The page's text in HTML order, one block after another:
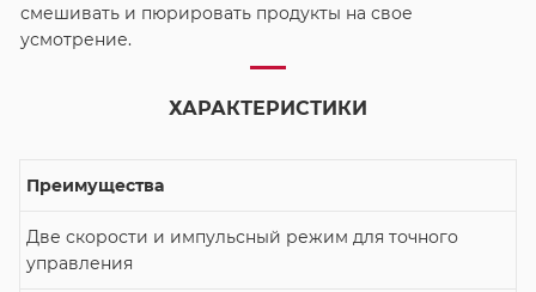
смешивать и пюрировать продукты на свое
усмотрение.
ХАРАКТЕРИСТИКИ
Преимущества
Две скорости и импульсный режим для точного
управления